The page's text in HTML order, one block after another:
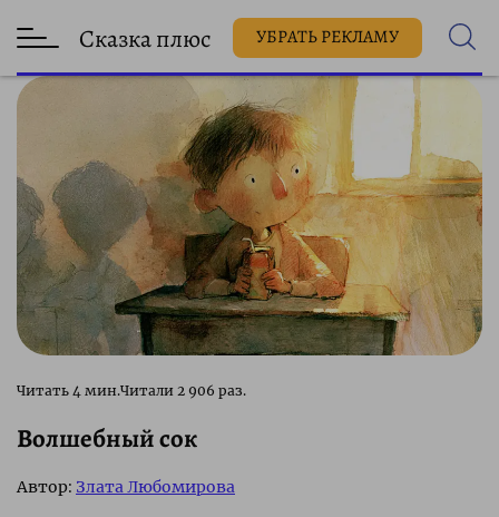
Сказка плюс УБРАТЬ РЕКЛАМУ
2 906 раз.
Волшебный сок
Автор: Злата Любомирова